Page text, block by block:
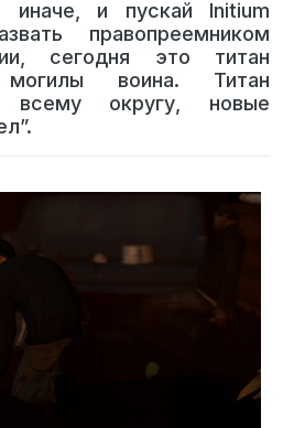
иначе, и пускай Initium
правопреемником
сегодня это титан
воина. Титан
всему округу, новые